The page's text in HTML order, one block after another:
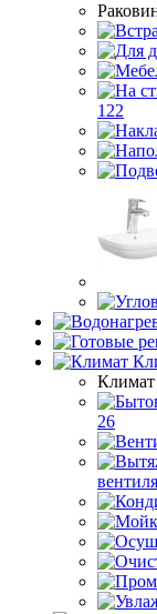
122
Климат
26